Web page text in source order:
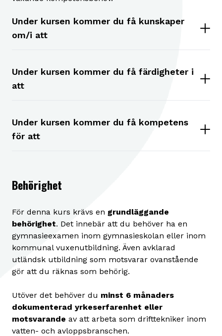
Under kursen kommer du få kunskaper
om/i att
Under kursen kommer du få färdigheter i
att
Under kursen kommer du få kompetens
för att
Behörighet
För denna kurs krävs en grundläggande
behörighet. Det innebär att du behöver ha en
gymnasieexamen inom gymnasieskolan eller inom
kommunal vuxenutbildning. Även avklarad
utländsk utbildning som motsvarar ovanstående
gör att du räknas som behörig.
Utöver det behöver du minst 6 månaders
dokumenterad yrkeserfarenhet eller
motsvarande av att arbeta som drifttekniker inom
vatten- och avloppsbranschen.